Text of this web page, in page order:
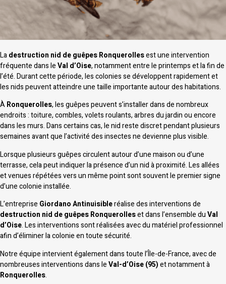
Ladestruction nid de guêpes Ronquerollesest une intervention
fréquente dans leVal d’Oise, notamment entre le printemps et la fin de
l’été. Durant cette période, les colonies se développent rapidement et
les nids peuvent atteindre une taille importante autour des habitations.
ÀRonquerolles, les guêpes peuvent s’installer dans de nombreux
endroits : toiture, combles, volets roulants, arbres du jardin ou encore
dans les murs. Dans certains cas, le nid reste discret pendant plusieurs
semaines avant que l’activité des insectes ne devienne plus visible.
Lorsque plusieurs guêpes circulent autour d’une maison ou d’une
terrasse, cela peut indiquer la présence d’un nid à proximité. Les allées
et venues répétées vers un même point sont souvent le premier signe
d’une colonie installée.
L’entreprise Giordano Antinuisibleréalise des interventions de
destruction nid de guêpes Ronquerolleset dans l’ensemble duVal
d’Oise. Les interventions sont réalisées avec du matériel professionnel
afin d’éliminer la colonie en toute sécurité.
Notre équipe intervient également dans toute l’Île-de-France, avec de
nombreuses interventions dans leVal-d’Oise (95)et notamment à
Ronquerolles.